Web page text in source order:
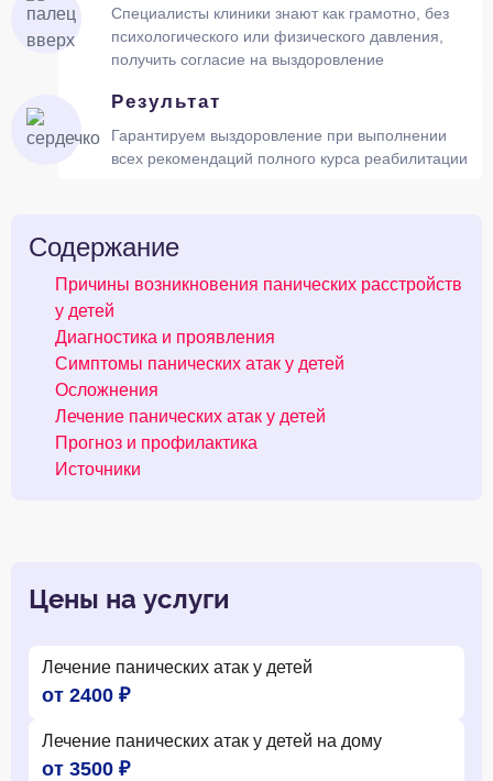
Специалисты клиники знают как грамотно, без
психологического или физического давления,
получить согласие на выздоровление
Результат
Гарантируем выздоровление при выполнении
всех рекомендаций полного курса реабилитации
Содержание
Причины возникновения панических расстройств
у детей
Диагностика и проявления
Симптомы панических атак у детей
Осложнения
Лечение панических атак у детей
Прогноз и профилактика
Источники
Цены на услуги
Лечение панических атак у детей
от 2400 ₽
Лечение панических атак у детей на дому
от 3500 ₽